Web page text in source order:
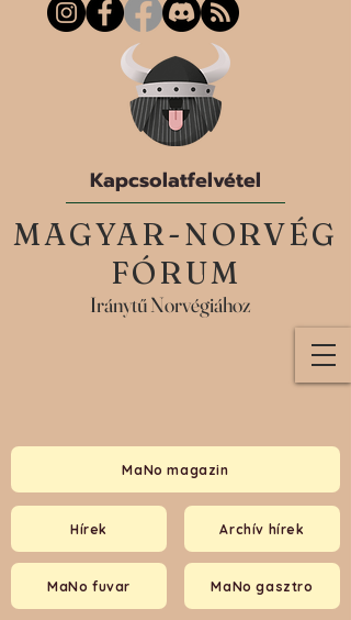
MAGYAR-NORVÉG
FÓRUM
Iránytű Norvégiához
Hírek
MaNo magazin
MaNo fuvar MaNo gasztro
Archív hírek
Kapcsolatfelvétel